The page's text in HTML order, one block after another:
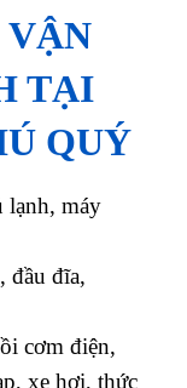
VẬN
TẠI
QUÝ
lạnh, máy
đầu đĩa,
cơm điện,
xe hơi, thức